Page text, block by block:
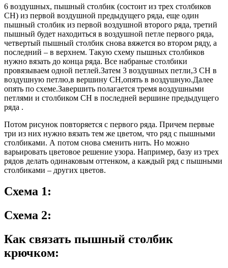
6 воздушных, пышный столбик (состоит из трех столбиков
СН) из первой воздушной предыдущего ряда, еще один
пышный столбик из первой воздушной второго ряда, третий
пышный будет находиться в воздушной петле первого ряда,
четвертый пышный столбик снова вяжется во втором ряду, а
последний – в верхнем. Такую схему пышных столбиков
нужно вязать до конца ряда. Все набраные столбики
провязываем одной петлей.Затем 3 воздушных петли,3 СН в
воздушную петлю,в вершину СН,опять в воздушную.Далее
опять по схеме.Завершить полагается тремя воздушными
петлями и столбиком СН в последней вершине предыдущего
ряда .
Потом рисунок повторяется с первого ряда. Причем первые
три из них нужно вязать тем же цветом, что ряд с пышными
столбиками. А потом снова сменить нить. Но можно
варьировать цветовое решение узора. Например, базу из трех
рядов делать одинаковым оттенком, а каждый ряд с пышными
столбиками – других цветов.
Схема 1:
Схема 2:
Как связать пышный столбик
крючком: